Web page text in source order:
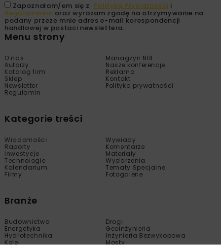
Zapoznałam/em się z Polityką Prywatności i
Regulaminem oraz wyrażam zgodę na otrzymywanie na
podany przeze mnie adres e-mail korespondencji
handlowej w postaci newslettera.
Menu strony
O nas
Managzyn NBI
Autorzy
Nasze konferencje
Katalog firm
Reklama
Sklep
Kontakt
Newsletter
Polityka prywatności
Regulamin
Kategorie treści
Wiadomości
Wywiady
Raporty
Komentarze
Inwestycje
Materiały
Technologie
Wydarzenia
Kalendarium
Tematy Specjalne
Filmy
Fotogalerie
Branże
Budownictwo
Drogi
Energetyka
Geoinżynieria
Hydrotechnika
Inżynieria Bezwykopowa
Kolej
Mosty